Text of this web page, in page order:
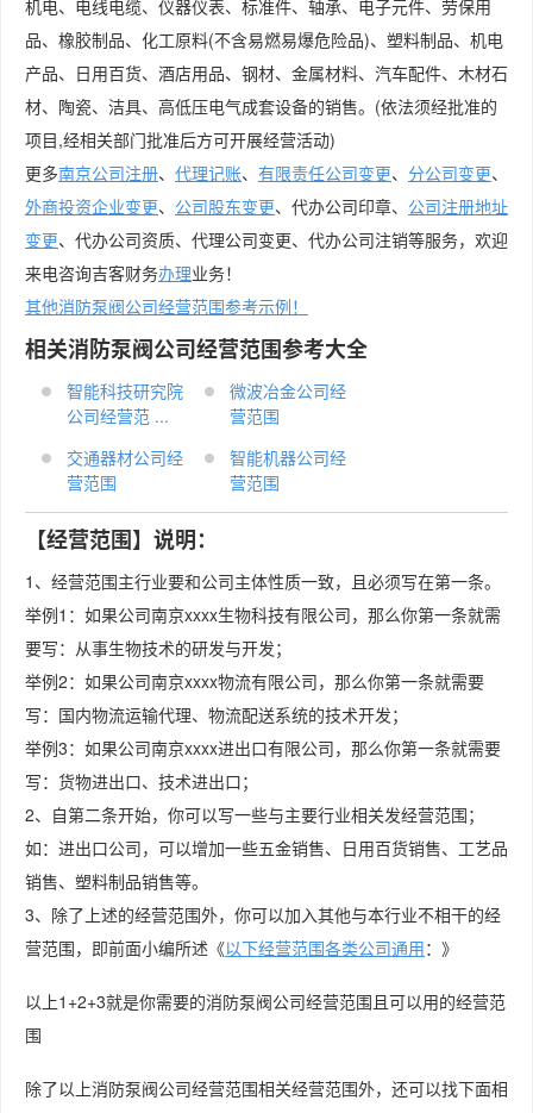
机电、电线电缆、仪器仪表、标准件、轴承、电子元件、劳保用
品、橡胶制品、化工原料(不含易燃易爆危险品)、塑料制品、机电
产品、日用百货、酒店用品、钢材、金属材料、汽车配件、木材石
材、陶瓷、洁具、高低压电气成套设备的销售。(依法须经批准的
项目,经相关部门批准后方可开展经营活动)
更多南京公司注册、 代理记账、 有限责任公司变更、 分公司变更、
外商投资企业变更、 公司股东变更、代办公司印章、 公司注册地址
变更、代办公司资质、代理公司变更、代办公司注销等服务，欢迎
来电咨询吉客财务办理业务！
其他消防泵阀公司经营范围参考示例！
相关消防泵阀公司经营范围参考大全
智能科技研究院
公司经营范 ...
微波冶金公司经
营范围
交通器材公司经
营范围
智能机器公司经
营范围
【经营范围】说明：
1、经营范围主行业要和公司主体性质一致，且必须写在第一条。
举例1：如果公司南京xxxx生物科技有限公司，那么你第一条就需
要写：从事生物技术的研发与开发；
举例2：如果公司南京xxxx物流有限公司，那么你第一条就需要
写：国内物流运输代理、物流配送系统的技术开发；
举例3：如果公司南京xxxx进出口有限公司，那么你第一条就需要
写：货物进出口、技术进出口；
2、自第二条开始，你可以写一些与主要行业相关发经营范围；
如：进出口公司，可以增加一些五金销售、日用百货销售、工艺品
销售、塑料制品销售等。
3、除了上述的经营范围外，你可以加入其他与本行业不相干的经
营范围，即前面小编所述《以下经营范围各类公司通用：》
以上1+2+3就是你需要的消防泵阀公司经营范围且可以用的经营范
围
除了以上消防泵阀公司经营范围相关经营范围外，还可以找下面相